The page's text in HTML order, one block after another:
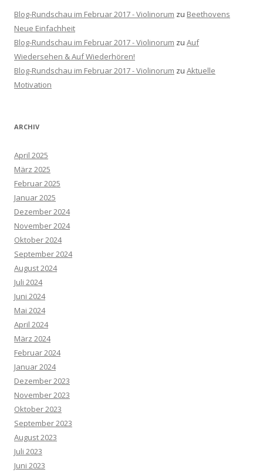
Blog-Rundschau im Februar 2017 - Violinorum zu Beethovens
Neue Einfachheit
Blog-Rundschau im Februar 2017 - Violinorum zu Auf
Wiedersehen & Auf Wiederhören!
Blog-Rundschau im Februar 2017 - Violinorum zu Aktuelle
Motivation
ARCHIV
April 2025
März 2025
Februar 2025
Januar 2025
Dezember 2024
November 2024
Oktober 2024
September 2024
August 2024
Juli 2024
Juni 2024
Mai 2024
April 2024
März 2024
Februar 2024
Januar 2024
Dezember 2023
November 2023
Oktober 2023
September 2023
August 2023
Juli 2023
Juni 2023